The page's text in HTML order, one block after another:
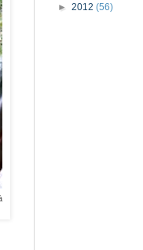
► 2012 (56)